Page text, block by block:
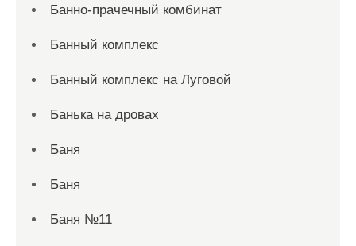
Банно-прачечный комбинат
Банный комплекс
Банный комплекс на Луговой
Банька на дровах
Баня
Баня
Баня №11